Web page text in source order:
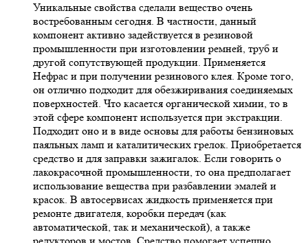
Уникальные свойства сделали вещество очень
востребованным сегодня. В частности, данный
компонент активно задействуется в резиновой
промышленности при изготовлении ремней, труб и
другой сопутствующей продукции. Применяется
Нефрас и при получении резинового клея. Кроме того,
он отлично подходит для обезжиривания соединяемых
поверхностей. Что касается органической химии, то в
этой сфере компонент используется при экстракции.
Подходит оно и в виде основы для работы бензиновых
паяльных ламп и каталитических грелок. Приобретается
средство и для заправки зажигалок. Если говорить о
лакокрасочной промышленности, то она предполагает
использование вещества при разбавлении эмалей и
красок. В автосервисах жидкость применяется при
ремонте двигателя, коробки передач (как
автоматической, так и механической), а также